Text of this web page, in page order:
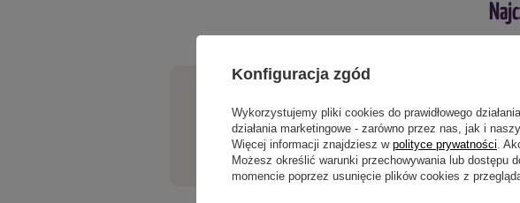
Jeżeli powyższy opis jest dla Ciebie niewystarczający,
tego produktu. Postaramy się odpowiedzieć tak szybko
Konfiguracja zgód
Wykorzystujemy pliki cookies do prawidłowego
działania marketingowe - zarówno przez nas, jak i
Więcej informacji znajdziesz w polityce prywatności.
Możesz określić warunki przechowywania lub dostępu
momencie poprzez usunięcie plików cookies z